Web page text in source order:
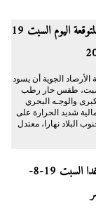
حالة الطقس المتوقعة اليوم السبت 19
الأرصاد الجوية أن يسود
السبت، طقس حار رطب
والوجـه البحري
شديد الحرارة على
البلاد نهارا، معتدل
حالة الطقس غدا السبت 19-8-